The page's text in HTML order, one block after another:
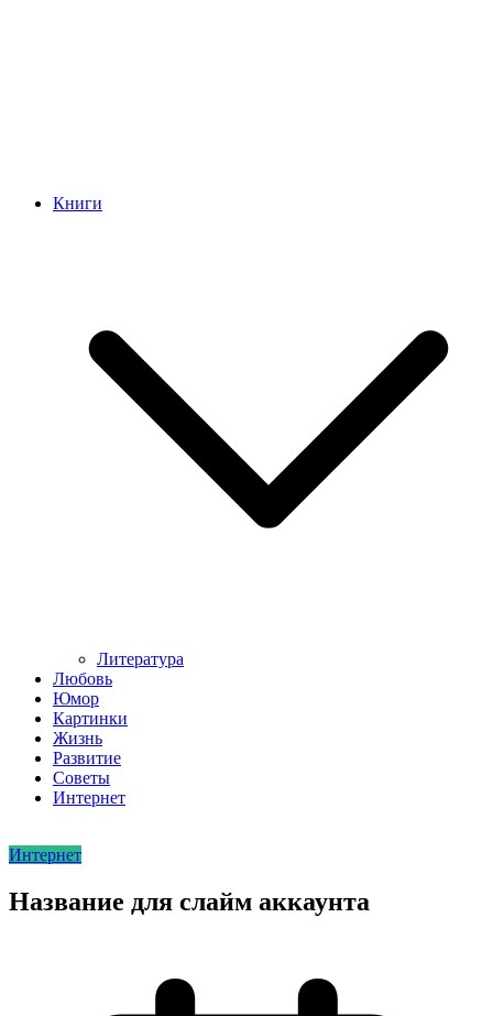
Книги
Литература
Любовь
Юмор
Картинки
Жизнь
Развитие
Советы
Интернет
Интернет
Название для слайм аккаунта